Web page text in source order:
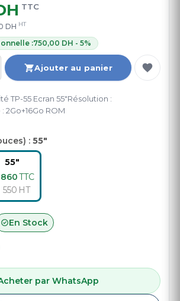
Ajouter au panier
TTC
DH HT
:750,00 DH - 5%
TP-55 Ecran 55"Résolution :
2Go+16Go ROM
: 55"
55"
860TTC
550 HT
En Stock
par WhatsApp